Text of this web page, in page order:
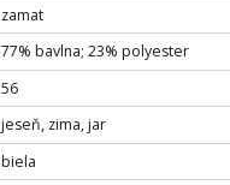
zamat
77% bavlna; 23% polyester
56
jeseň, zima, jar
biela